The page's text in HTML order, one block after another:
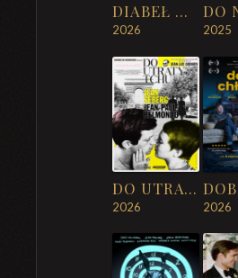
DIABEŁ UBIERA SIĘ U PRADY 2
2026 2025
DO UTRATY TCHU
2026 2026